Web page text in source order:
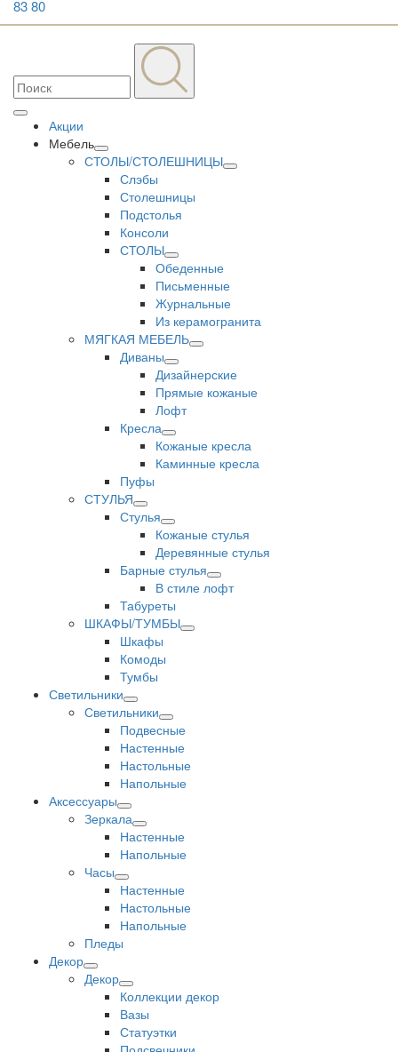
83 80
Акции
Мебель
СТОЛЫ/СТОЛЕШНИЦЫ
Слэбы
Столешницы
Подстолья
Консоли
СТОЛЫ
Обеденные
Письменные
Журнальные
Из керамогранита
МЯГКАЯ МЕБЕЛЬ
Диваны
Дизайнерские
Прямые кожаные
Лофт
Кресла
Кожаные кресла
Каминные кресла
Пуфы
СТУЛЬЯ
Стулья
Кожаные стулья
Деревянные стулья
Барные стулья
В стиле лофт
Табуреты
ШКАФЫ/ТУМБЫ
Шкафы
Комоды
Тумбы
Светильники
Светильники
Подвесные
Настенные
Настольные
Напольные
Аксессуары
Зеркала
Настенные
Напольные
Часы
Настенные
Настольные
Напольные
Пледы
Декор
Декор
Коллекции декор
Вазы
Статуэтки